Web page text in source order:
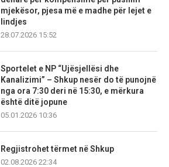
mjekësor, pjesa më e madhe për lejet e
lindjes
28.07.2026 15:52
Sportelet e NP “Ujësjellësi dhe
Kanalizimi” – Shkup nesër do të punojnë
nga ora 7:30 deri në 15:30, e mërkura
është ditë jopune
05.01.2026 10:36
Regjistrohet tërmet në Shkup
02.08.2026 22:34